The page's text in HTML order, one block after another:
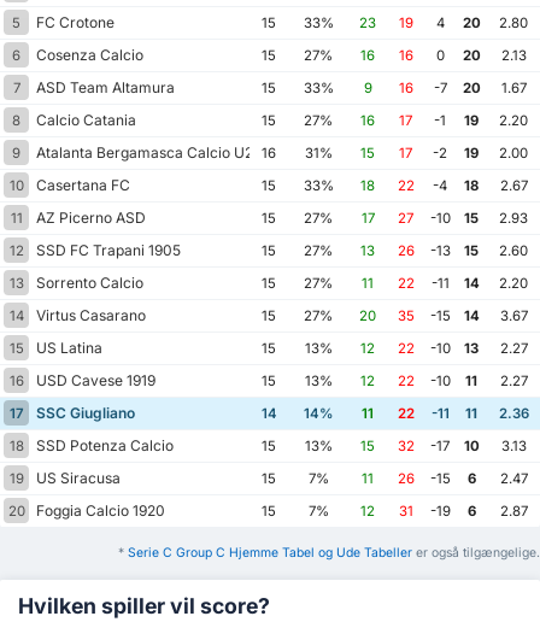
5
FC Crotone 15 33% 23 19 4 20
2.80
6
Cosenza Calcio 15 27% 16 16 0 20
2.13
7
ASD Team Altamura 15 33% 9 16 -7 20
1.67
8
Calcio Catania 15 27% 16 17 -1 19
2.20
9
Atalanta Bergamasca Calcio U23 16 31% 15 17 -2 19
2.00
10
Casertana FC 15 33% 18 22 -4 18
2.67
11
AZ Picerno ASD 15 27% 17 27 -10 15
2.93
12
SSD FC Trapani 1905 15 27% 13 26 -13 15
2.60
13
Sorrento Calcio 15 27% 11 22 -11 14
2.20
14
Virtus Casarano 15 27% 20 35 -15 14
3.67
15
US Latina 15 13% 12 22 -10 13
2.27
16
USD Cavese 1919 15 13% 12 22 -10 11
2.27
17
SSC Giugliano 14 14% 11 22 -11 11
2.36
18
SSD Potenza Calcio 15 13% 15 32 -17 10
3.13
19
US Siracusa 15 7% 11 26 -15 6
2.47
20
Foggia Calcio 1920 15 7% 12 31 -19 6 2.87
* Serie C Group C Hjemme Tabel og Ude Tabeller er også tilgængelige.
Hvilken spiller vil score?